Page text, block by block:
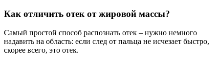
Как отличить отек от жировой массы?
Самый простой способ распознать отек – нужно немного
надавить на область: если след от пальца не исчезает быстро,
скорее всего, это отек.